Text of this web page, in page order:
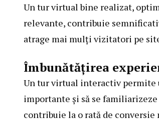
Un tur virtual bine realizat,
relevante, contribuie
atrage mai mulți vizitatori pe
Îmbunătățirea
Un tur virtual interactiv permite
importante și să se
contribuie la o rată de